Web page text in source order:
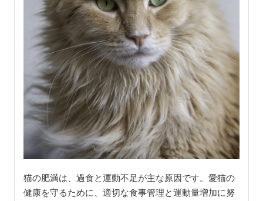
猫の肥満は、過食と運動不足が主な原因です。愛猫の
健康を守るために、適切な食事管理と運動量増加に努